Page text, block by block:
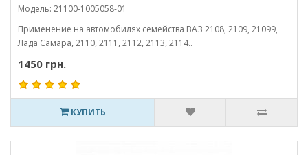
Модель: 21100-1005058-01
Применение на автомобилях семейства ВАЗ 2108, 2109, 21099,
Лада Самара, 2110, 2111, 2112, 2113, 2114..
1450 грн.
КУПИТЬ